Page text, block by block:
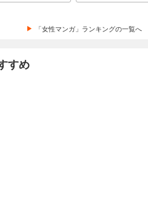
「女性マンガ」ランキングの一覧へ
すめ